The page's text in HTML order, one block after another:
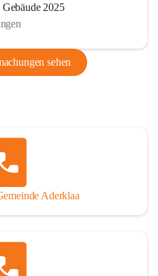
2025
sehen
Aderklaa